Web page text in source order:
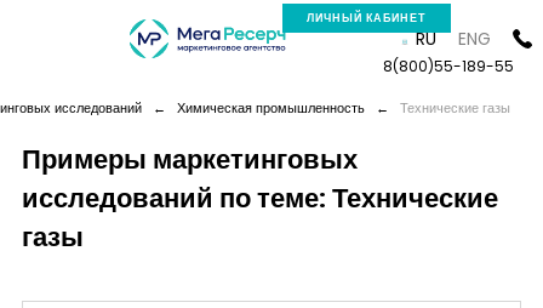
ЛИЧНЫЙ КАБИНЕТ
Компания
RU ENG
8(800)55-189-55
исследований ← Химическая промышленность ← Технические газы
Примеры маркетинговых
исследований по теме: Технические
газы